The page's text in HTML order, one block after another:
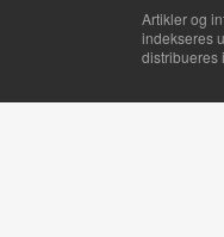
Artikler og
indekseres
distribueres